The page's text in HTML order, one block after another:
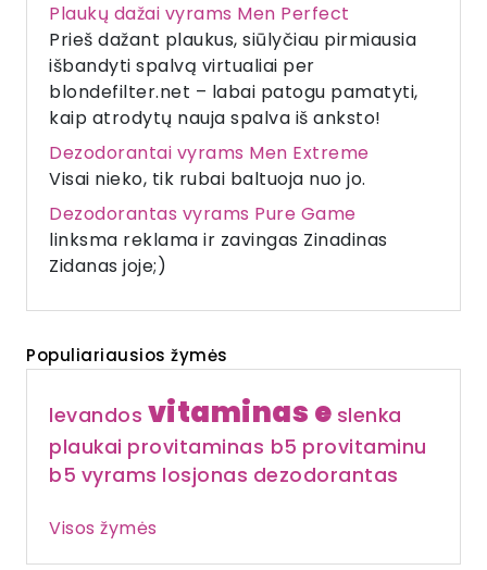
Plaukų dažai vyrams Men Perfect
Prieš dažant plaukus, siūlyčiau pirmiausia
išbandyti spalvą virtualiai per
blondefilter.net – labai patogu pamatyti,
kaip atrodytų nauja spalva iš anksto!
Dezodorantai vyrams Men Extreme
Visai nieko, tik rubai baltuoja nuo jo.
Dezodorantas vyrams Pure Game
linksma reklama ir zavingas Zinadinas
Zidanas joje;)
Populiariausios žymės
levandos vitaminas e slenka
plaukai provitaminas b5 provitaminu
b5 vyrams losjonas dezodorantas
Visos žymės